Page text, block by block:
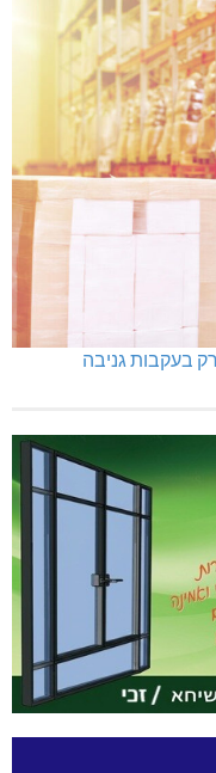
בעקבות גניבה